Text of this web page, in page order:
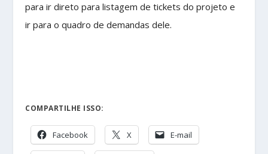
para ir direto para listagem de tickets do projeto e
ir para o quadro de demandas dele.
COMPARTILHE ISSO:
Facebook X E-mail